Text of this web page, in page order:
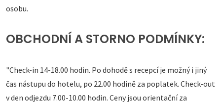
osobu.
OBCHODNÍ A STORNO PODMÍNKY:
"Check-in 14-18.00 hodin. Po dohodě s recepcí je možný i jiný
čas nástupu do hotelu, po 22.00 hodině za poplatek. Check-out
v den odjezdu 7.00-10.00 hodin. Ceny jsou orientační za